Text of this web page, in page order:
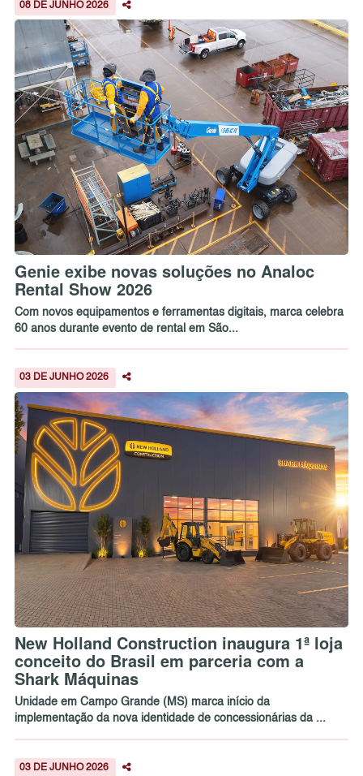
08 DE JUNHO 2026
Genie exibe novas soluções no Analoc
Rental Show 2026
Com novos equipamentos e ferramentas digitais, marca celebra
60 anos durante evento de rental em São...
03 DE JUNHO 2026
New Holland Construction inaugura 1ª loja
conceito do Brasil em parceria com a
Shark Máquinas
Unidade em Campo Grande (MS) marca início da
implementação da nova identidade de concessionárias da ...
03 DE JUNHO 2026